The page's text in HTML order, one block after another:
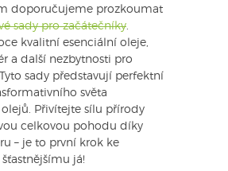
doporučujeme prozkoumat
sady pro začátečníky.
kvalitní esenciální oleje,
a další nezbytnosti pro
sady představují perfektní
světa
Přivítejte sílu přírody
celkovou pohodu díky
– je to první krok ke
já!